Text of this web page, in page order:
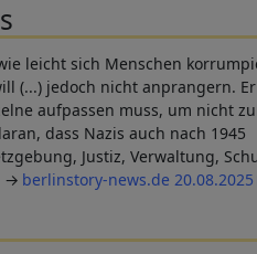
leicht sich Menschen
(...) jedoch nicht anprangern. Er
aufpassen muss, um nicht
dass Nazis auch nach 1945
Justiz, Verwaltung,
berlinstory-news.de 20.08.2025